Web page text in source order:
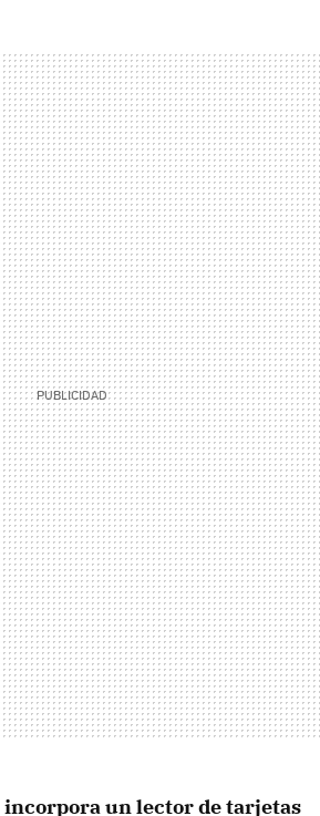
incorpora un lector de tarjetas